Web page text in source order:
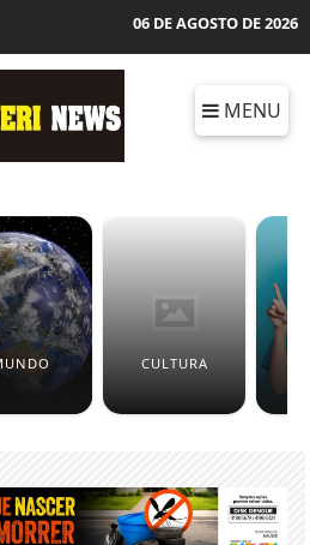
06 DE AGOSTO DE 2026
MENU
CULTURA